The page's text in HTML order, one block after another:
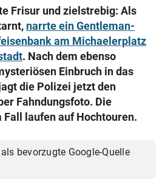
& Co KG 2026
Frisur und zielstrebig: Als
narrte ein Gentleman-
am Michaelerplatz
. Nach dem ebenso
Einbruch in das
die Polizei jetzt den
Fahndungsfoto. Die
laufen auf Hochtouren.
bevorzugte Google-Quelle